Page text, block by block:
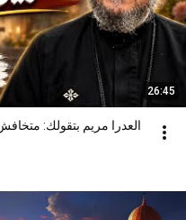
26:45
العدرا مريم بتقولك: